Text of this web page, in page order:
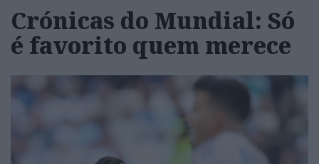
Crónicas do Mundial: Só
é favorito quem merece